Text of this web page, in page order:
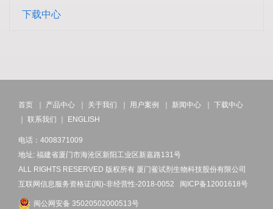
下载中心
首页 产品中心 关于我们 用户案例 新闻中心
下载中心
联系我们 ENGLISH
电话：4008371009
地址: 福建省厦门市海沧区新阳工业区新嘉路131号
ALL RIGHTS RESERVED 版权所有 厦门鲎试剂生物科技股份有限公司
互联网信息服务资格证(闽)-非经营性-2018-0052 闽ICP备12001618号
闽公网安备 35020502000513号